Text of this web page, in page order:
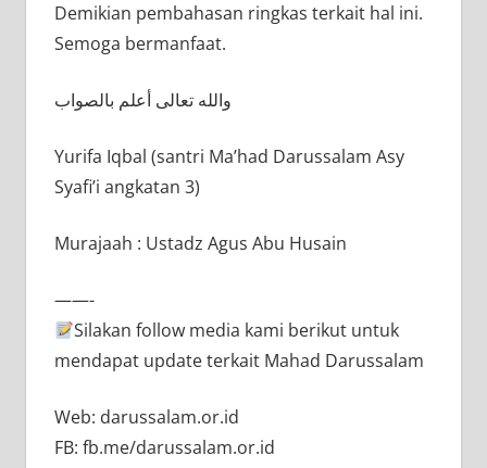
Demikian pembahasan ringkas terkait hal ini.
Semoga bermanfaat.
والله تعالى أعلم بالصواب
Yurifa Iqbal (santri Ma’had Darussalam Asy
Syafi’i angkatan 3)
Murajaah : Ustadz Agus Abu Husain
——-
Silakan follow media kami berikut untuk
mendapat update terkait Mahad Darussalam
Web: darussalam.or.id
FB: fb.me/darussalam.or.id